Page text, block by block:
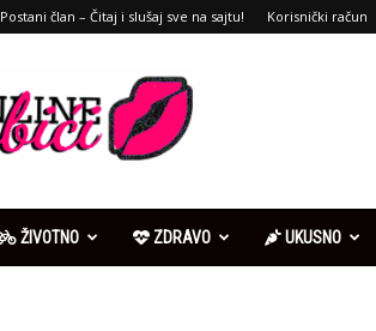
Postani član – Čitaj i slušaj sve na sajtu! Korisnički račun
ŽIVOTNO ZDRAVO UKUSNO